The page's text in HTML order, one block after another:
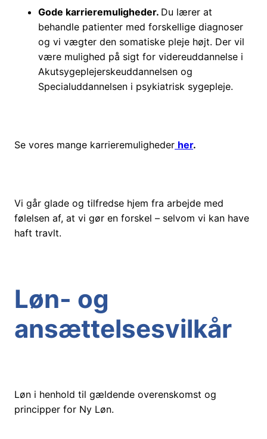
Gode karrieremuligheder. Du lærer at
behandle patienter med forskellige diagnoser
og vi vægter den somatiske pleje højt. Der vil
være mulighed på sigt for videreuddannelse i
Akutsygeplejerskeuddannelsen og
Specialuddannelsen i psykiatrisk sygepleje.
Se vores mange karrieremuligheder her.
Vi går glade og tilfredse hjem fra arbejde med
følelsen af, at vi gør en forskel – selvom vi kan have
haft travlt.
Løn- og
ansættelsesvilkår
Løn i henhold til gældende overenskomst og
principper for Ny Løn.